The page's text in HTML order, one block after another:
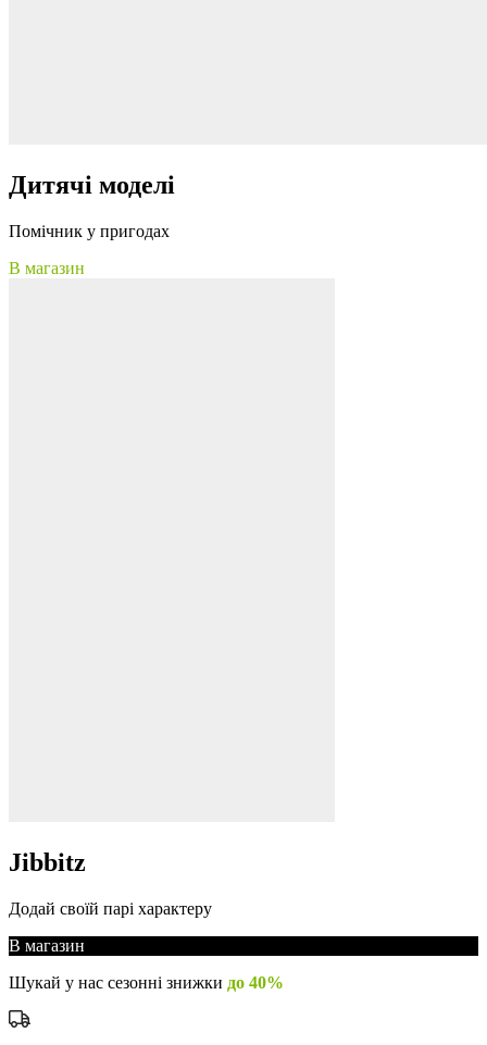
Дитячі моделі
Помічник у пригодах
В магазин
Jibbitz
Додай своїй парі характеру
В магазин
Шукай у нас сезонні знижки до 40%